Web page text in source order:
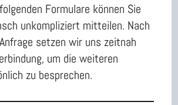
Formulare können Sie
unkompliziert mitteilen. Nach
setzen wir uns zeitnah
um die weiteren
zu besprechen.